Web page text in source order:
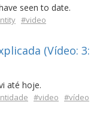
seen to date.
#video
(Vídeo: 3:
até hoje.
#video #vídeo